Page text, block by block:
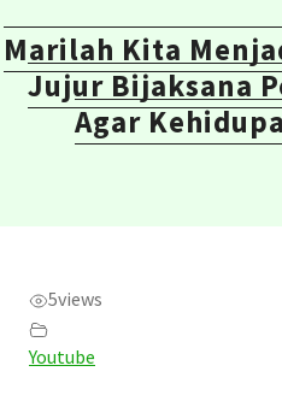
Marilah Kita
Jujur Bijaksana
Agar
5views
Youtube